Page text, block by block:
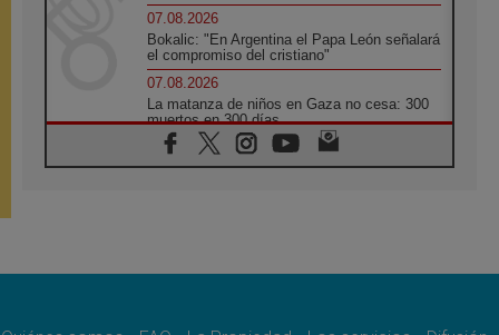
07.08.2026
Bokalic: "En Argentina el Papa León señalará
el compromiso del cristiano"
07.08.2026
La matanza de niños en Gaza no cesa: 300
muertos en 300 días
07.08.2026
Tagle: La guerra desfigura el mundo, solo la
como misión al servicio del Evangelio